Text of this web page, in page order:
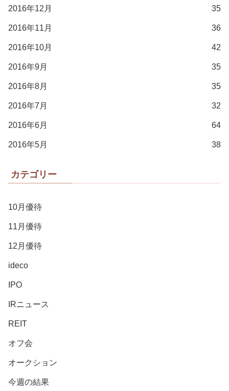
2016年12月 35
2016年11月 36
2016年10月 42
2016年9月 35
2016年8月 35
2016年7月 32
2016年6月 64
2016年5月 38
カテゴリー
10月優待
11月優待
12月優待
ideco
IPO
IRニュース
REIT
オフ会
オークション
今週の結果